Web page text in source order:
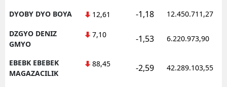
DYOBY DYO BOYA 12,61 -1,18 12.450.711,27
DZGYO DENIZ
GMYO
7,10 -1,53 6.220.973,90
EBEBK EBEBEK
MAGAZACILIK
88,45 -2,59 42.289.103,55